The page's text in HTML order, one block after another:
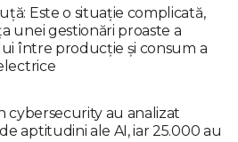
Este o situaţie complicată,
unei gestionări proaste a
între producţie şi consum a
cybersecurity au analizat
aptitudini ale AI, iar 25.000 au